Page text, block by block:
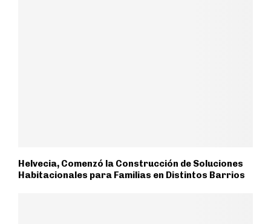
Helvecia, Comenzó la Construcción de Soluciones
Habitacionales para Familias en Distintos Barrios